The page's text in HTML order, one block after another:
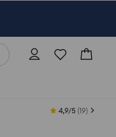
4,9/5 (19)